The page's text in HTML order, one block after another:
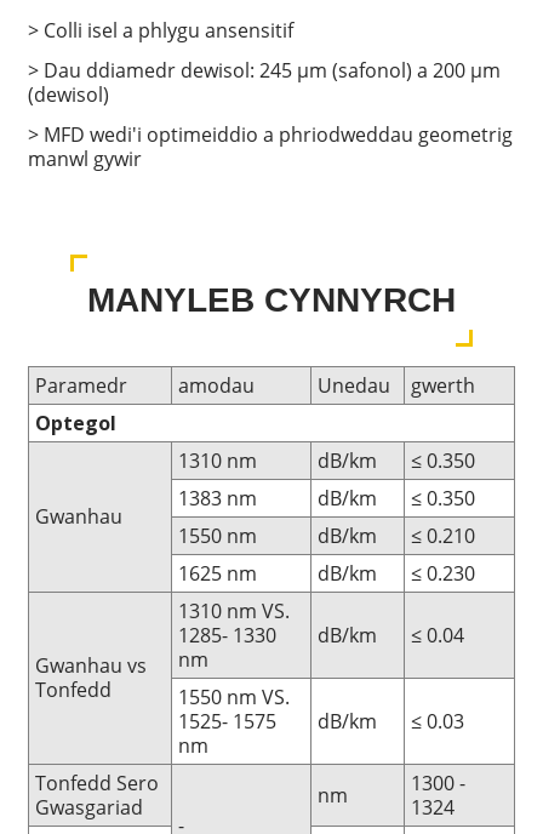
> Colli isel a phlygu ansensitif
> Dau ddiamedr dewisol: 245 μm (safonol) a 200 μm
(dewisol)
> MFD wedi'i optimeiddio a phriodweddau geometrig
manwl gywir
MANYLEB CYNNYRCH
Paramedr amodau Unedau
gwerth
Optegol
Gwanhau
1310 nm dB/km
≤ 0.350
1383 nm
dB/km
≤ 0.350
1550 nm
dB/km
≤ 0.210
1625 nm
dB/km ≤ 0.230
Gwanhau vs
Tonfedd
1310 nm VS.
1285- 1330
nm
dB/km ≤ 0.04
1550 nm VS.
1525- 1575
nm
dB/km ≤ 0.03
Tonfedd Sero
Gwasgariad
-
nm
1300 -
1324